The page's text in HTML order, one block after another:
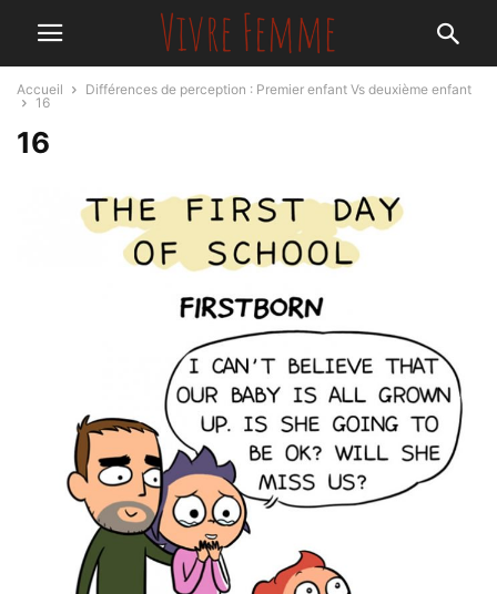
Accueil
Différences de perception : Premier enfant Vs deuxième enfant
16
16